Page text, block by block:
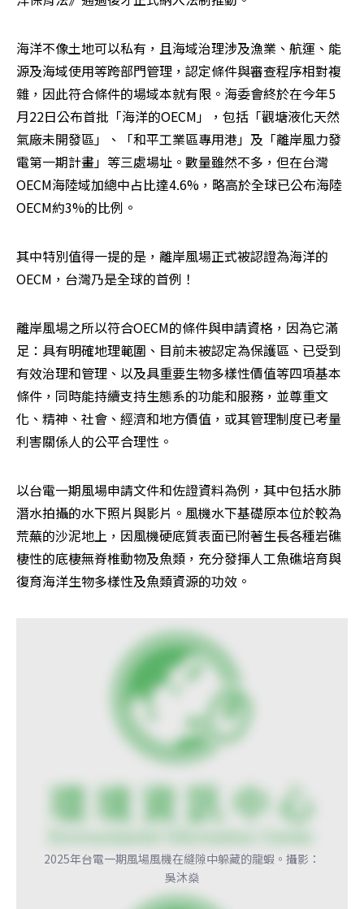
海洋不像土地可以私有，且海域治理涉及漁業、航運、能
源及海域使用等跨部門管理，認定條件與審查程序相對複
雜，因此符合條件的場域本就有限。海委會終於在今年5
月22日公布首批「海洋的OECM」，包括「觀塘液化天然
氣廠未開發區」、「和平工業區專用港」及「離岸風力發
電第一期計畫」等三處場址。數量雖然不多，但在台灣
OECM海陸域加總中占比達4.6%，略高於全球已公布海陸
OECM約3%的比例。
其中特別值得一提的是，離岸風場正式被認證為海洋的
OECM，台灣乃是全球的首例！
離岸風場之所以符合OECM的條件與申請資格，因為它滿
足：具有明確地理範圍、目前未被認定為保護區、已受到
有效治理和管理、以及具重要生物多樣性價值等四項基本
條件，同時能持續支持生態系的功能和服務，並尊重文
化、精神、社會、經濟和地方價值，或其管理制度已考量
利害關係人的公平合理性。
以台電一期風場申請文件和佐證資料為例，其中包括水肺
潛水拍攝的水下照片與影片。風機水下基礎原本位於較為
荒蕪的沙泥地上，因風機硬底質表面已附著生長各種岩礁
棲性的底棲無脊椎動物及魚類，充分發揮人工魚礁培育與
復育海洋生物多樣性及魚類資源的功效。
2025年台電一期風場風機在縫隙中躲藏的龍蝦。攝影：
吳沐燊